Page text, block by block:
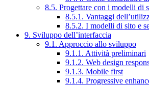
8.5. Progettare con i modelli di
8.5.1. Vantaggi
8.5.2. I modelli di sito e
9. Sviluppo dell’interfaccia
9.1. Approccio allo sviluppo
9.1.1. Attività preliminari
9.1.2. Web design
9.1.3. Mobile first
9.1.4. Progressive